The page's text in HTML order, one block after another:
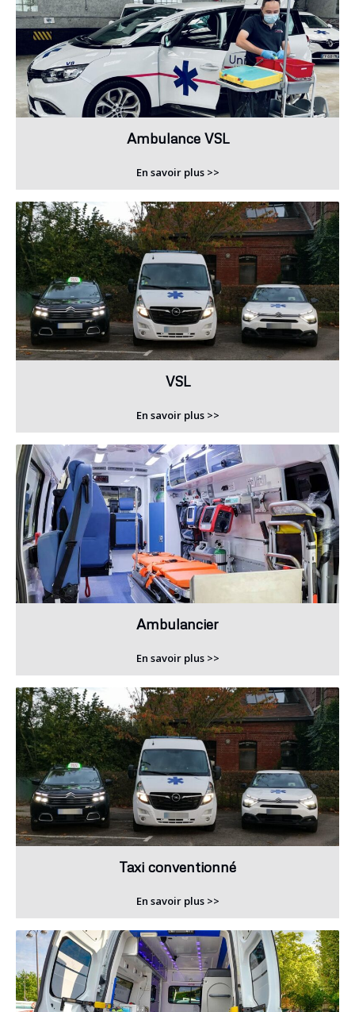
Ambulance VSL
En savoir plus >>
VSL
En savoir plus >>
Ambulancier
En savoir plus >>
Taxi conventionné
En savoir plus >>